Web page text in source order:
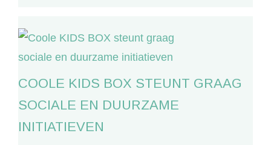
COOLE KIDS BOX STEUNT GRAAG
SOCIALE EN DUURZAME
INITIATIEVEN